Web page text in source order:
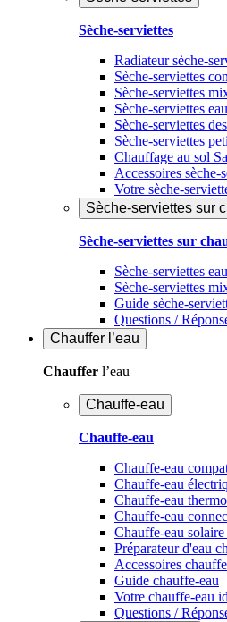
Sèche-serviettes
Radiateur sèche-
Sèche-serviettes
Sèche-serviettes
Sèche-serviettes
Sèche-serviettes
Sèche-serviettes
Chauffage au sol
Accessoires sèche-
Votre sèche-
Sèche-serviettes sur
Sèche-serviettes sur
Sèche-serviettes
Sèche-serviettes
Guide sèche-
Questions /
Chauffer l’eau
Chauffer l’eau
Chauffe-eau
Chauffe-eau
Chauffe-eau
Chauffe-eau
Chauffe-eau
Chauffe-eau
Chauffe-eau solaire
Préparateur d'eau
Accessoires
Guide chauffe-eau
Votre chauffe-eau
Questions /